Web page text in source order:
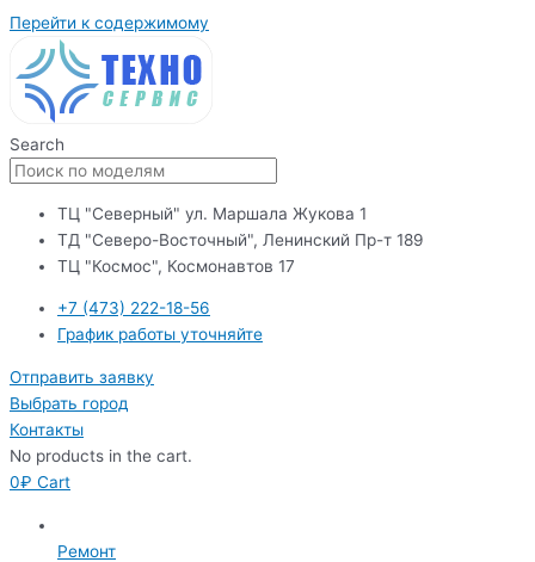
Перейти к содержимому
Search
ТЦ "Северный" ул. Маршала Жукова 1
ТД "Северо-Восточный", Ленинский Пр-т 189
ТЦ "Космос", Космонавтов 17
+7 (473) 222-18-56
График работы уточняйте
Отправить заявку
Выбрать город
Контакты
No products in the cart.
0₽ Cart
Ремонт